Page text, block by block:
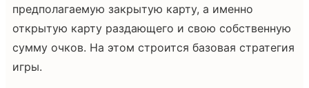
предполагаемую закрытую карту, а именно
открытую карту раздающего и свою собственную
сумму очков. На этом строится базовая стратегия
игры.